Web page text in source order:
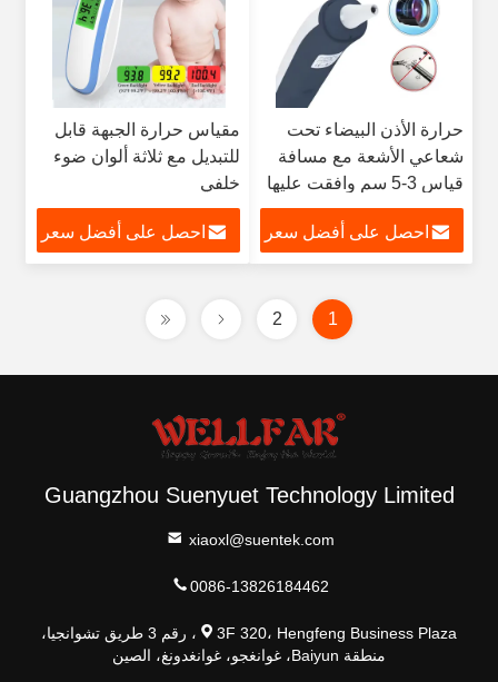
حرارة الأذن البيضاء تحت
شعاعي الأشعة مع مسافة
قياس 3-5 سم وافقت عليها
إدارة الأغذية والعقاقير
احصل على أفضل سعر
مقياس حرارة الجبهة قابل
للتبديل مع ثلاثة ألوان ضوء
خلفي
احصل على أفضل سعر
1
2
Guangzhou Suenyuet Technology Limited
xiaoxl@suentek.com
0086-13826184462
3F 320، Hengfeng Business Plaza، رقم 3 طريق تشوانجيا،
منطقة Baiyun، غوانغجو، غوانغدونغ، الصين